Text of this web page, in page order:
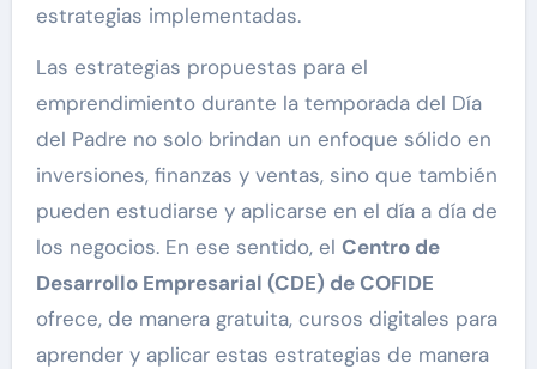
estrategias implementadas.
Las estrategias propuestas para el
emprendimiento durante la temporada del Día
del Padre no solo brindan un enfoque sólido en
inversiones, finanzas y ventas, sino que también
pueden estudiarse y aplicarse en el día a día de
los negocios. En ese sentido, el Centro de
Desarrollo Empresarial (CDE) de COFIDE
ofrece, de manera gratuita, cursos digitales para
aprender y aplicar estas estrategias de manera